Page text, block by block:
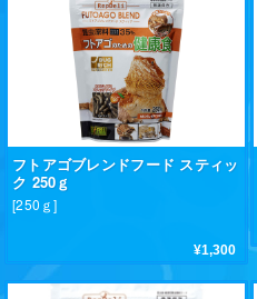
フトアゴブレンドフード スティッ
ク 250ｇ
[250ｇ]
¥1,300